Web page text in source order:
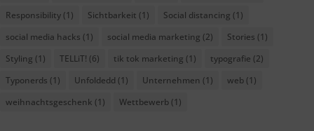
Responsibility (1) Sichtbarkeit (1) Social distancing (1)
social media hacks (1) social media marketing (2) Stories (1)
Styling (1) TELLiT! (6) tik tok marketing (1) typografie (2)
Typonerds (1) Unfoldedd (1) Unternehmen (1) web (1)
weihnachtsgeschenk (1) Wettbewerb (1)